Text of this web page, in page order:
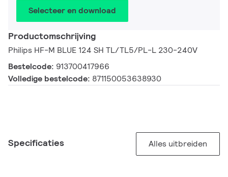
Selecteer en download
Productomschrijving
Philips HF-M BLUE 124 SH TL/TL5/PL-L 230-240V
Bestelcode: 913700417966
Volledige bestelcode: 871150053638930
Specificaties Alles uitbreiden